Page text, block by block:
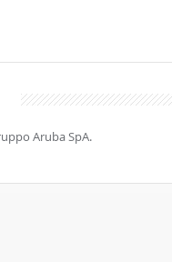
Aruba SpA.